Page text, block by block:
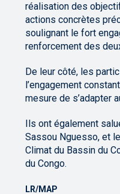
réalisation des
actions concrètes
soulignant le fort
renforcement des
De leur côté, les
l’engagement
mesure de s’adapter
Ils ont également
Sassou Nguesso, et
Climat du Bassin du
du Congo.
LR/MAP